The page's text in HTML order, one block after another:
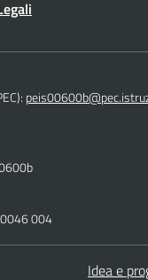
004
Idea e